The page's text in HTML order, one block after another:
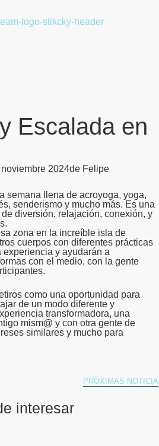
Escalada en
noviembre 2024deFelipe
semana llena de acroyoga, yoga,
senderismo y mucho más. Es una
diversión, relajación, conexión, y
zona en la increíble isla de
cuerpos con diferentes prácticas
y ayudarán a
con el medio, con la gente
como una oportunidad para
de un modo diferente y
transformadora, una
mism@ y con otra gente de
similares y mucho para
PRÓXIMAS NOTICIA
interesar